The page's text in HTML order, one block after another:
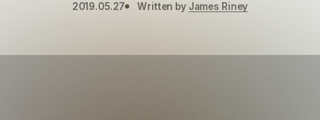
2019.05.27 Written by James Riney